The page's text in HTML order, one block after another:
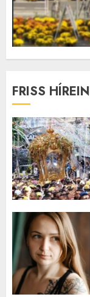
FRISS